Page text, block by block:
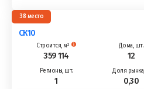
38
СК10
359 114 12
1 0,30